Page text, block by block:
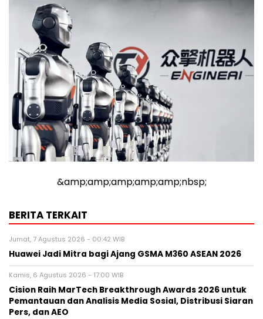
&amp;amp;amp;amp;amp;nbsp;
BERITA TERKAIT
Jumat, 7 Agustus 2026 - 00:42 WIB
Huawei Jadi Mitra bagi Ajang GSMA M360 ASEAN 2026
Kamis, 6 Agustus 2026 - 17:00 WIB
Cision Raih MarTech Breakthrough Awards 2026 untuk
Pemantauan dan Analisis Media Sosial, Distribusi Siaran
Pers, dan AEO